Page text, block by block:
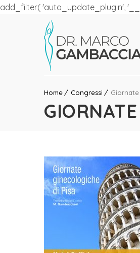
add_filter( 'auto_update_plugin',
Home Congressi